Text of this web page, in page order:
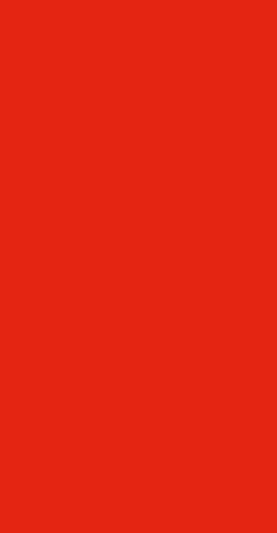
.
.
Rzecz prywatna, rzecz sekretna. O
"Dąbrowską wręcz uwielbiał". Tadeusz
"Przypisywanie" Dąbrowskiej. O